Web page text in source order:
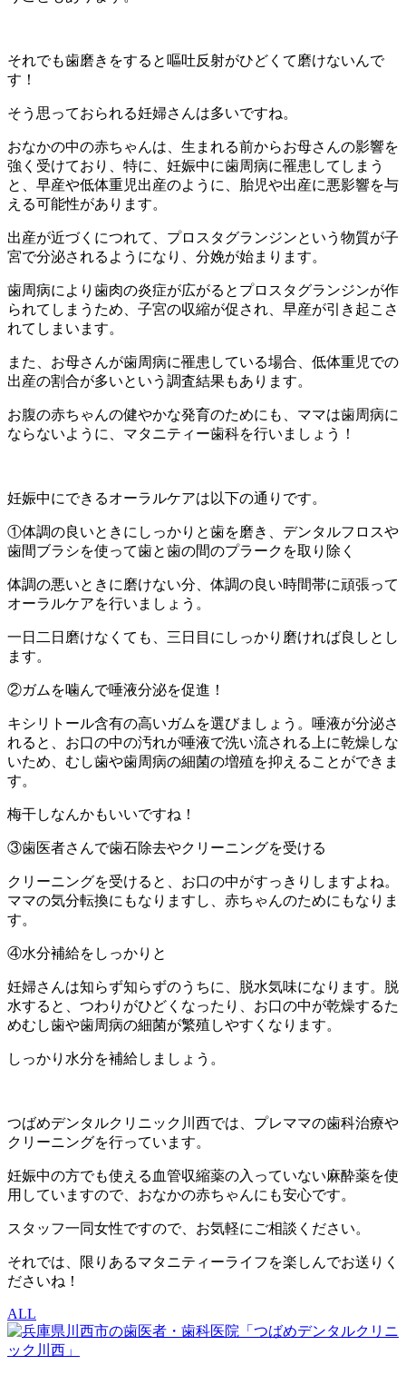
それでも歯磨きをすると嘔吐反射がひどくて磨けないんで
す！
そう思っておられる妊婦さんは多いですね。
おなかの中の赤ちゃんは、生まれる前からお母さんの影響を
強く受けており、特に、妊娠中に歯周病に罹患してしまう
と、早産や低体重児出産のように、胎児や出産に悪影響を与
える可能性があります。
出産が近づくにつれて、プロスタグランジンという物質が子
宮で分泌されるようになり、分娩が始まります。
歯周病により歯肉の炎症が広がるとプロスタグランジンが作
られてしまうため、子宮の収縮が促され、早産が引き起こさ
れてしまいます。
また、お母さんが歯周病に罹患している場合、低体重児での
出産の割合が多いという調査結果もあります。
お腹の赤ちゃんの健やかな発育のためにも、ママは歯周病に
ならないように、マタニティー歯科を行いましょう！
妊娠中にできるオーラルケアは以下の通りです。
①体調の良いときにしっかりと歯を磨き、デンタルフロスや
歯間ブラシを使って歯と歯の間のプラークを取り除く
体調の悪いときに磨けない分、体調の良い時間帯に頑張って
オーラルケアを行いましょう。
一日二日磨けなくても、三日目にしっかり磨ければ良しとし
ます。
②ガムを噛んで唾液分泌を促進！
キシリトール含有の高いガムを選びましょう。唾液が分泌さ
れると、お口の中の汚れが唾液で洗い流される上に乾燥しな
いため、むし歯や歯周病の細菌の増殖を抑えることができま
す。
梅干しなんかもいいですね！
③歯医者さんで歯石除去やクリーニングを受ける
クリーニングを受けると、お口の中がすっきりしますよね。
ママの気分転換にもなりますし、赤ちゃんのためにもなりま
す。
④水分補給をしっかりと
妊婦さんは知らず知らずのうちに、脱水気味になります。脱
水すると、つわりがひどくなったり、お口の中が乾燥するた
めむし歯や歯周病の細菌が繁殖しやすくなります。
しっかり水分を補給しましょう。
つばめデンタルクリニック川西では、プレママの歯科治療や
クリーニングを行っています。
妊娠中の方でも使える血管収縮薬の入っていない麻酔薬を使
用していますので、おなかの赤ちゃんにも安心です。
スタッフ一同女性ですので、お気軽にご相談ください。
それでは、限りあるマタニティーライフを楽しんでお送りく
ださいね！
ALL